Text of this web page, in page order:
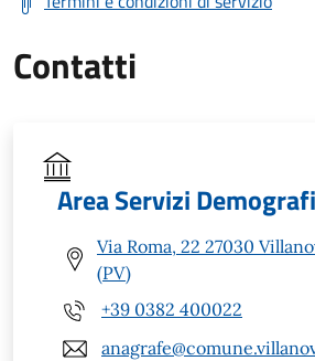
Contatti
Area Servizi
Via Roma, 22 27030
(PV)
+39 0382 400022